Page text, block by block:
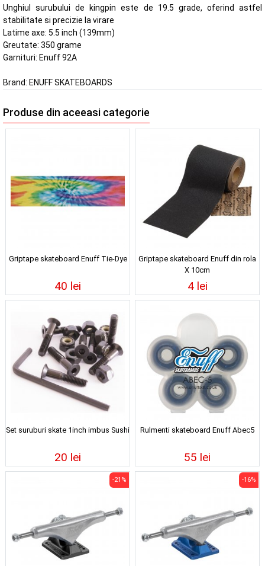
Unghiul surubului de kingpin este de 19.5 grade, oferind astfel
stabilitate si precizie la virare
Latime axe: 5.5 inch (139mm)
Greutate: 350 grame
Garnituri: Enuff 92A
Brand: ENUFF SKATEBOARDS
Produse din aceeasi categorie
Griptape skateboard Enuff Tie-Dye
40 lei
Griptape skateboard Enuff din rola
X 10cm
4 lei
Set suruburi skate 1inch imbus Sushi
20 lei
Rulmenti skateboard Enuff Abec5
55 lei
-21% -16%